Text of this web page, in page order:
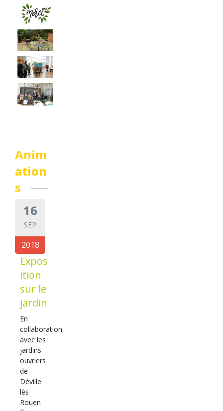
Anim
ation
s
16
SEP
2018
Expos
ition
sur le
jardin
En
collaboration
avec les
jardins
ouvriers
de
Déville
lès
Rouen